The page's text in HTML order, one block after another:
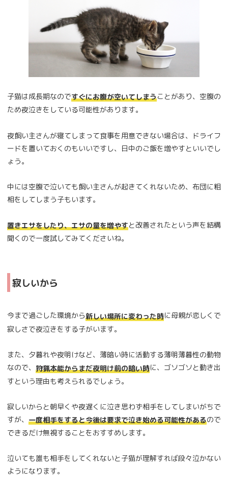
子猫は成長期なのですぐにお腹が空いてしまうことがあり、空腹の
ため夜泣きをしている可能性があります。
夜飼い主さんが寝てしまって食事を用意できない場合は、ドライフ
ードを置いておくのもいいですし、日中のご飯を増やすといいでし
ょう。
中には空腹で泣いても飼い主さんが起きてくれないため、布団に粗
相をしてしまう子もいます。
置きエサをしたり、エサの量を増やすと改善されたという声を結構
聞くので一度試してみてくださいね。
寂しいから
今まで過ごした環境から新しい場所に変わった時に母親が恋しくで
寂しさで夜泣きをする子がいます。
また、夕暮れや夜明けなど、薄暗い時に活動する薄明薄暮性の動物
なので、 狩猟本能からまだ夜明け前の暗い時に、ゴソゴソと動き出
すという理由も考えられるでしょう。
寂しいからと朝早くや夜遅くに泣き思わず相手をしてしまいがちで
すが、 一度相手をすると今後は要求で泣き始める可能性があるので
できるだけ無視することをおすすめします。
泣いても誰も相手をしてくれないと子猫が理解すれば段々泣かない
ようになります。